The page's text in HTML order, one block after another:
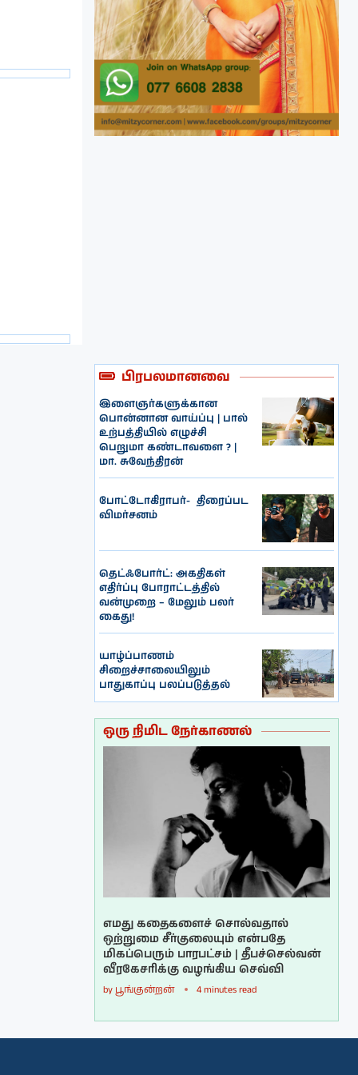
பிரபலமானவை
இளைஞர்களுக்கான
பொன்னான வாய்ப்பு | பால்
உற்பத்தியில் எழுச்சி
பெறுமா கண்டாவளை ? |
மா. சுவேந்திரன்
போட்டோகிராபர்- ‌ திரைப்பட
விமர்சனம்
தெட்ஃபோர்ட்: அகதிகள்
எதிர்ப்பு போராட்டத்தில்
வன்முறை – மேலும் பலர்
கைது!
யாழ்ப்பாணம்
சிறைச்சாலையிலும்
பாதுகாப்பு பலப்படுத்தல்
ஒரு நிமிட நேர்காணல்
எமது கதைகளைச் சொல்வதால்
ஒற்றுமை சீர்குலையும் என்பதே
மிகப்பெரும் பாரபட்சம் | தீபச்செல்வன்
வீரகேசரிக்கு வழங்கிய செவ்வி
by பூங்குன்றன் 4 minutes read